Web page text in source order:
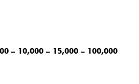
– 10,000 – 15,000 – 100,000